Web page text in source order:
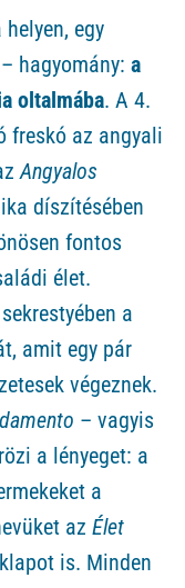
egy
hagyomány: a
oltalmába. A 4.
freskó az angyali
Angyalos
díszítésében
fontos
élet.
a
amit egy pár
végeznek.
– vagyis
a lényeget: a
a
az Élet
is. Minden